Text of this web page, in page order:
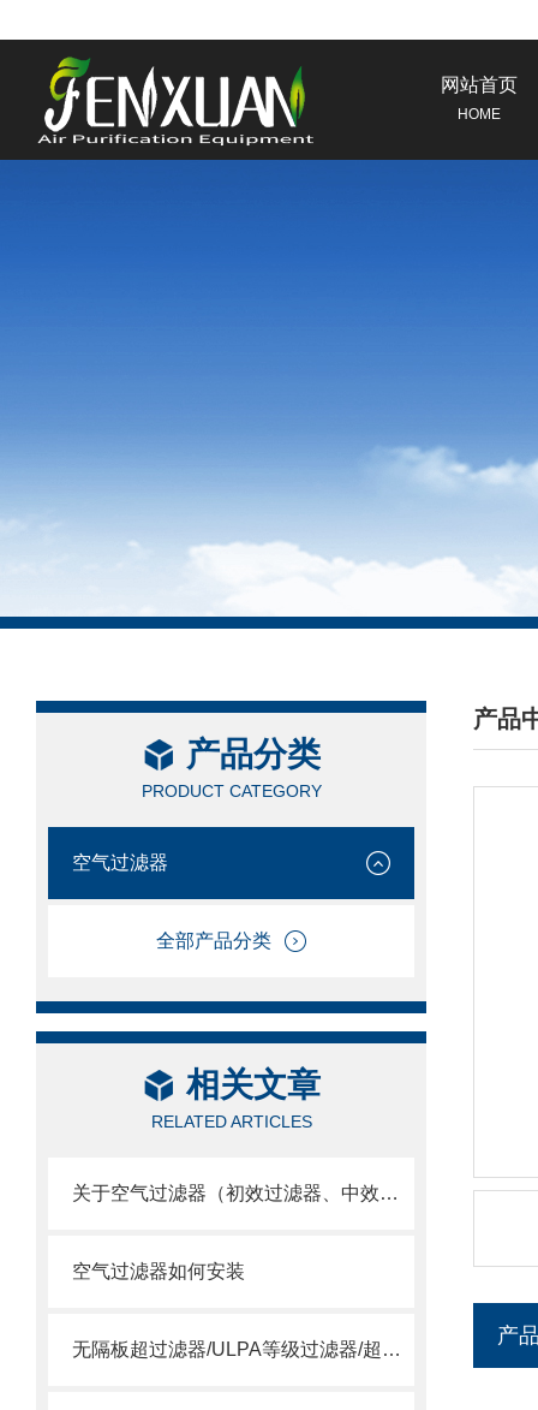
网站首页
HOME
产品分类
PRODUCT CATEGORY
空气过滤器
全部产品分类
相关文章
RELATED ARTICLES
关于空气过滤器（初效过滤器、中效过滤器、空气过滤器）选用
空气过滤器如何安装
无隔板超过滤器/ULPA等级过滤器/超空气过滤器
产品
/
产